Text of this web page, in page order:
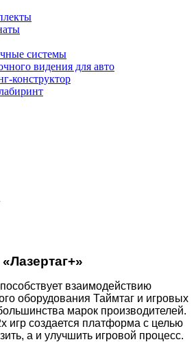
системы
видения для авто
конструктор
«Лазертаг+»
взаимодействию
оборудования Таймтаг и игровых
марок производителей.
игр создается платформа с целью
а и улучшить игровой процесс.